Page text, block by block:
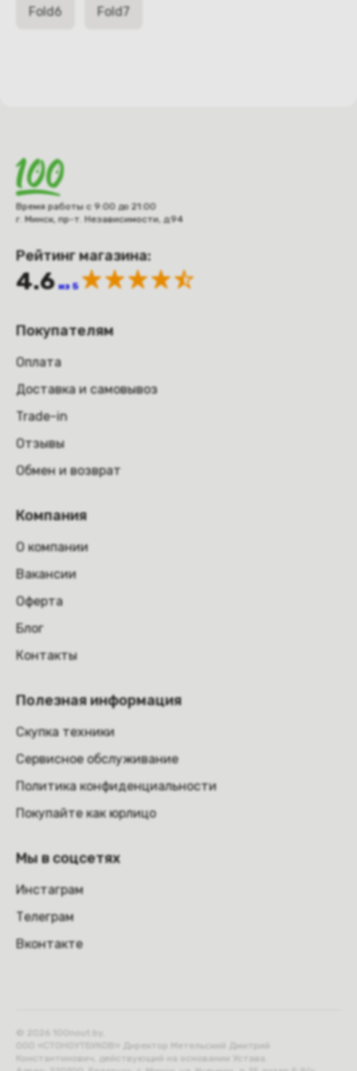
Fold6 Fold7
Время работы с 9:00 до 21:00
г. Минск, пр-т. Независимости, д.94
Рейтинг магазина:
4.6 из 5
Покупателям
Оплата
Доставка и самовывоз
Trade-in
Отзывы
Обмен и возврат
Компания
О компании
Вакансии
Оферта
Блог
Контакты
Полезная информация
Скупка техники
Сервисное обслуживание
Политика конфиденциальности
Покупайте как юрлицо
Мы в соцсетях
Инстаграм
Телеграм
Вконтакте
ООО «СТОНОУТБУКОВ» Директор Метельский Дмитрий
Константинович, действующий на основании Устава.